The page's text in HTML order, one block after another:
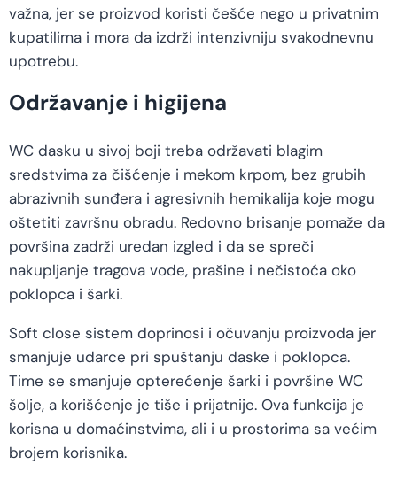
važna, jer se proizvod koristi češće nego u privatnim
kupatilima i mora da izdrži intenzivniju svakodnevnu
upotrebu.
Održavanje i higijena
WC dasku u sivoj boji treba održavati blagim
sredstvima za čišćenje i mekom krpom, bez grubih
abrazivnih sunđera i agresivnih hemikalija koje mogu
oštetiti završnu obradu. Redovno brisanje pomaže da
površina zadrži uredan izgled i da se spreči
nakupljanje tragova vode, prašine i nečistoća oko
poklopca i šarki.
Soft close sistem doprinosi i očuvanju proizvoda jer
smanjuje udarce pri spuštanju daske i poklopca.
Time se smanjuje opterećenje šarki i površine WC
šolje, a korišćenje je tiše i prijatnije. Ova funkcija je
korisna u domaćinstvima, ali i u prostorima sa većim
brojem korisnika.